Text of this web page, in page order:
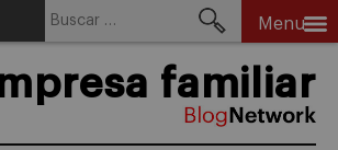
Menu
familiar